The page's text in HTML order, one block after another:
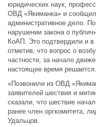
юридических наук,
ОВД «Якиманка» и
административное дело.
нарушении закона о
КоАП. Это подтвердили и в
отметив, что вопрос о
частности, за начало
настоящее время решается.
«Позвонили из ОВД
заявителей шествия и
сказали, что шествие
ранее член оргкомитета,
Удальцов.